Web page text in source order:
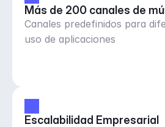
Más de 200 canales de
Canales predefinidos para
uso de aplicaciones
Escalabilidad Empresarial